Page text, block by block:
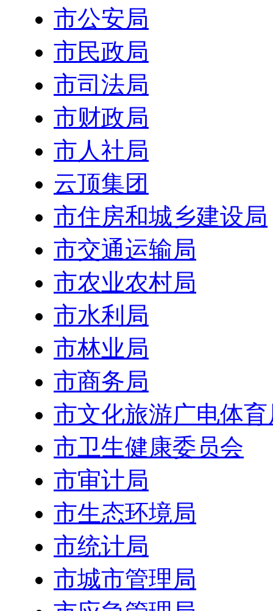
市公安局
市民政局
市司法局
市财政局
市人社局
云顶集团
市住房和城乡建设局
市交通运输局
市农业农村局
市水利局
市林业局
市商务局
市文化旅游广电体育
市卫生健康委员会
市审计局
市生态环境局
市统计局
市城市管理局